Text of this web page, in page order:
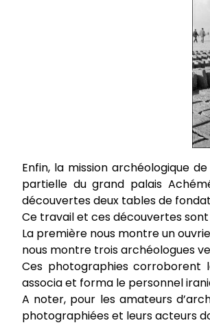
Enfin, la mission archéologique
partielle du grand palais
découvertes deux tables de
Ce travail et ces découvertes
La première nous montre un
nous montre trois archéologues
Ces photographies corroborent
associa et forma le personnel
A noter, pour les amateurs
photographiées et leurs acteurs